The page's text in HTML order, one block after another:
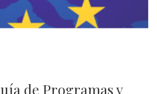
de Programas y